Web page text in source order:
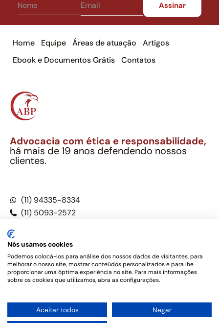
Home Equipe Áreas de atuação
Artigos
Ebook e Documentos Grátis
Contatos
Advocacia com ética e responsabilidade,
há mais de 19 anos defendendo nossos
clientes.
(11) 94335-8334
(11) 5093-2572
Este site não é um produto Meta Platforms, Inc., Google LLC,
tampouco oferece serviços públicos oficiais. Somos um
o Código de Ética e Disciplina da OAB do Brasil – Alexandre
Berthe Pinto Soc. de Adv, OAB/SP nº 22477 –Política de
Nós usamos cookies
Podemos colocá-los para análise dos nossos dados de visitantes, para
melhorar o nosso site, mostrar conteúdos personalizados e para lhe
proporcionar uma óptima experiência no site. Para mais informações
sobre os cookies que utilizamos, abra as configurações.
Aceitar todos Negar